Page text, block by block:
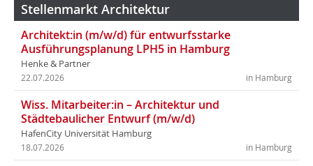
Stellenmarkt Architektur
Architekt:in (m/w/d) für entwurfsstarke
Ausführungsplanung LPH5 in Hamburg
Henke & Partner
in Hamburg
22.07.2026
Wiss. Mitarbeiter:in – Architektur und
Städtebaulicher Entwurf (m/w/d)
HafenCity Universität Hamburg
in Hamburg
18.07.2026